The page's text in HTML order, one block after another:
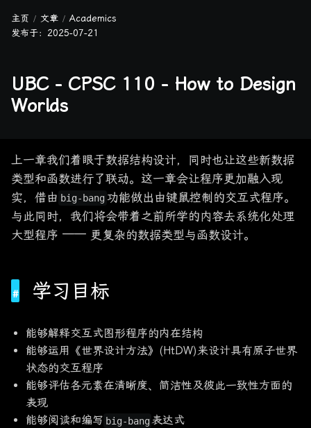
主页 文章
Academics
发布于： 2025-07-21
UBC - CPSC 110 - How to Design
Worlds
上一章我们着眼于数据结构设计，同时也让这些新数据
类型和函数进行了联动。这一章会让程序更加融入现
实，借由 big-bang功能做出由键鼠控制的交互式程序。
与此同时，我们将会带着之前所学的内容去系统化处理
大型程序 —— 更复杂的数据类型与函数设计。
学习目标
能够解释交互式图形程序的内在结构
能够运用《世界设计方法》(HtDW)来设计具有原子世界
状态的交互程序
能够评估各元素在清晰度、简洁性及彼此一致性方面的
表现
能够阅读和编写 big-bang表达式